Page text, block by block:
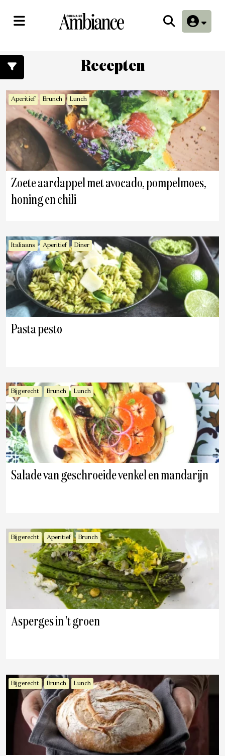
Recepten
Aperitief Brunch Lunch
Zoete aardappel met avocado, pompelmoes,
honing en chili
Italiaans Aperitief Diner
Pasta pesto
Bijgerecht Brunch Lunch
Salade van geschroeide venkel en mandarijn
Bijgerecht Aperitief Brunch
Asperges in 't groen
Bijgerecht Brunch Lunch